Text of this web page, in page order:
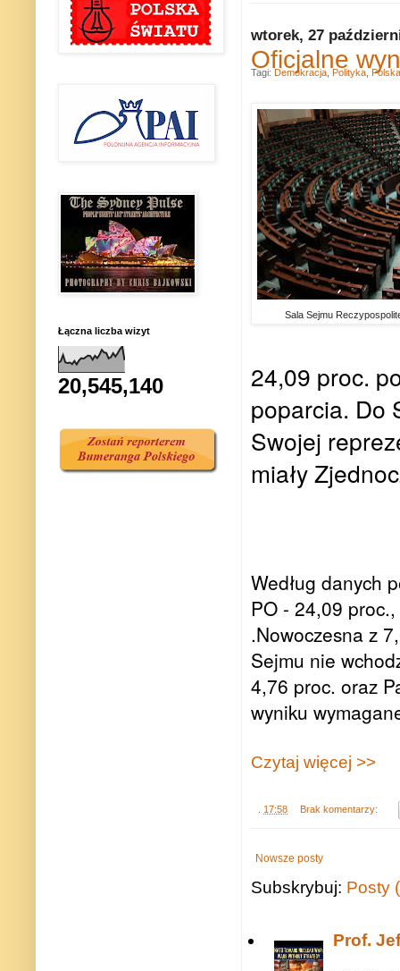
wtorek, 27
Oficjalne
Sala Sejmu
24,09 proc.
poparcia. Do
Swojej
miały
Według danych
PO - 24,09
.Nowoczesna z
Sejmu nie
4,76 proc. oraz
wyniku
Czytaj więcej >>
17:58 Brak komentarzy:
Tagi: Demokracja, Polityka, Polska
Nowsze posty
Subskrybuj: Posty
Prof.
Łączna liczba wizyt
20,545,140